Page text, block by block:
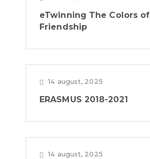
eTwinning The Colors of
Friendship
14 august, 2025
ERASMUS 2018-2021
14 august, 2025